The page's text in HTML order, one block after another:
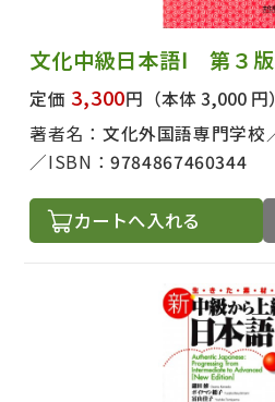
文化中級日本語Ⅰ 第３版
定価 3,300円 （本体 3,000 円）
著者名： 文化外国語専門学校
ISBN：9784867460344
カートへ入れる